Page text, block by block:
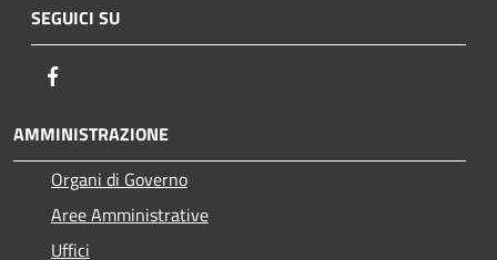
SEGUICI SU
AMMINISTRAZIONE
Organi di Governo
Aree Amministrative
Uffici